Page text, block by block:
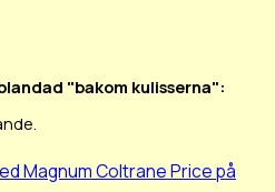
"bakom kulisserna":
Magnum Coltrane Price på